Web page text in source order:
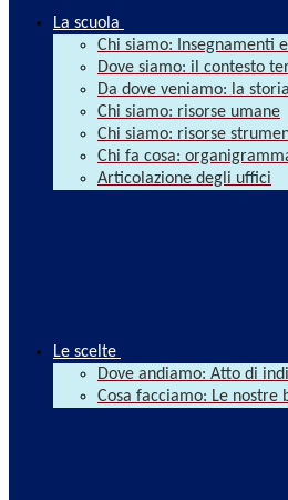
La scuola
Chi siamo: Insegnamenti
Dove siamo: il contesto
Da dove veniamo: la storia
Chi siamo: risorse umane
Chi siamo: risorse
Chi fa cosa:
Articolazione degli uffici
Le scelte
Dove andiamo: Atto di
Cosa facciamo: Le nostre